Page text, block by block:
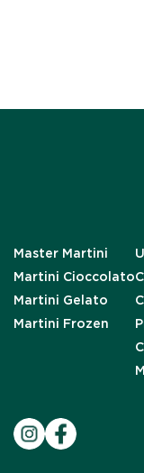
Master Martini
Martini Cioccolato
Martini Gelato
Martini Frozen